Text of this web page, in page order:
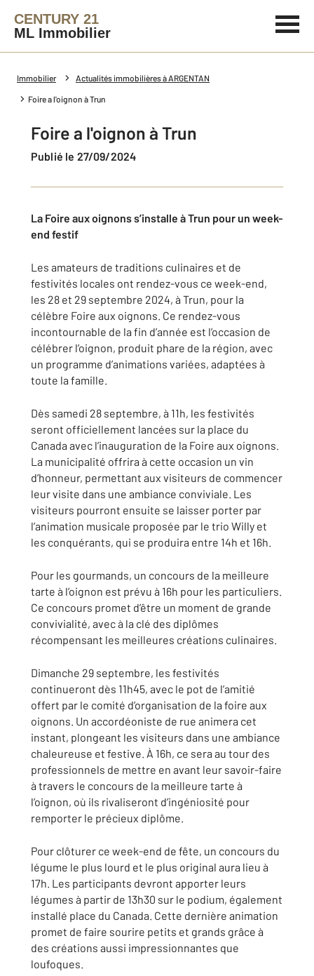
CENTURY 21
ML Immobilier
Immobilier Actualités immobilières à ARGENTAN
Foire a l'oignon à Trun
Foire a l'oignon à Trun
Publié le 27/09/2024
La Foire aux oignons s’installe à Trun pour un week-
end festif
Les amateurs de traditions culinaires et de
festivités locales ont rendez-vous ce week-end,
les 28 et 29 septembre 2024, à Trun, pour la
célèbre Foire aux oignons. Ce rendez-vous
incontournable de la fin d’année est l’occasion de
célébrer l’oignon, produit phare de la région, avec
un programme d’animations variées, adaptées à
toute la famille.
Dès samedi 28 septembre, à 11h, les festivités
seront officiellement lancées sur la place du
Canada avec l’inauguration de la Foire aux oignons.
La municipalité offrira à cette occasion un vin
d’honneur, permettant aux visiteurs de commencer
leur visite dans une ambiance conviviale. Les
visiteurs pourront ensuite se laisser porter par
l’animation musicale proposée par le trio Willy et
les conquérants, qui se produira entre 14h et 16h.
Pour les gourmands, un concours de la meilleure
tarte à l’oignon est prévu à 16h pour les particuliers.
Ce concours promet d’être un moment de grande
convivialité, avec à la clé des diplômes
récompensant les meilleures créations culinaires.
Dimanche 29 septembre, les festivités
continueront dès 11h45, avec le pot de l’amitié
offert par le comité d’organisation de la foire aux
oignons. Un accordéoniste de rue animera cet
instant, plongeant les visiteurs dans une ambiance
chaleureuse et festive. À 16h, ce sera au tour des
professionnels de mettre en avant leur savoir-faire
à travers le concours de la meilleure tarte à
l’oignon, où ils rivaliseront d’ingéniosité pour
remporter le précieux diplôme.
Pour clôturer ce week-end de fête, un concours du
légume le plus lourd et le plus original aura lieu à
17h. Les participants devront apporter leurs
légumes à partir de 13h30 sur le podium, également
installé place du Canada. Cette dernière animation
promet de faire sourire petits et grands grâce à
des créations aussi impressionnantes que
loufoques.